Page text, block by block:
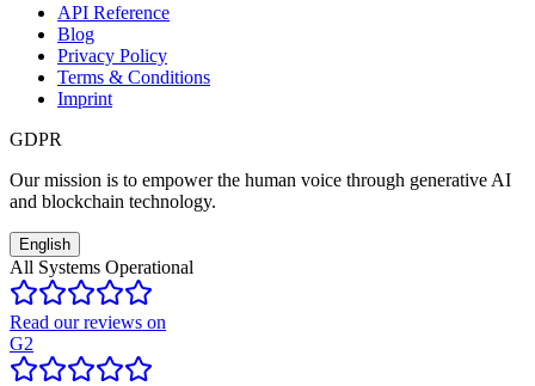
API Reference
Blog
Privacy Policy
Terms & Conditions
Imprint
GDPR
Our mission is to empower the human voice through generative AI
and blockchain technology.
English
All Systems Operational
Read our reviews on
G2